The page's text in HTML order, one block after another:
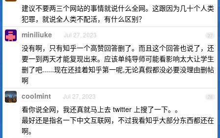
建议不要两三个网站的事情就说什么全网。这跟因为几十个人类
犯罪，就说全人类不配活，有什么区别？
27
miniliuke Jul 27, 2023
没有啊，只有知乎一个高赞回答删了。而且这个回答也说了，还
要一到两天才能复现出来。应该单纯导师可能看影响太大让学生
删了吧......现在还挂着知乎第一呢,无论真假都没必要没理由删帖
啊
28
coolmint Jul 27, 2023
看你说全网，我还真就马上去 twitter 上搜了一下。。
最好还是指名一下中文互联网，不过我看知乎大部分东西都还在
啊。